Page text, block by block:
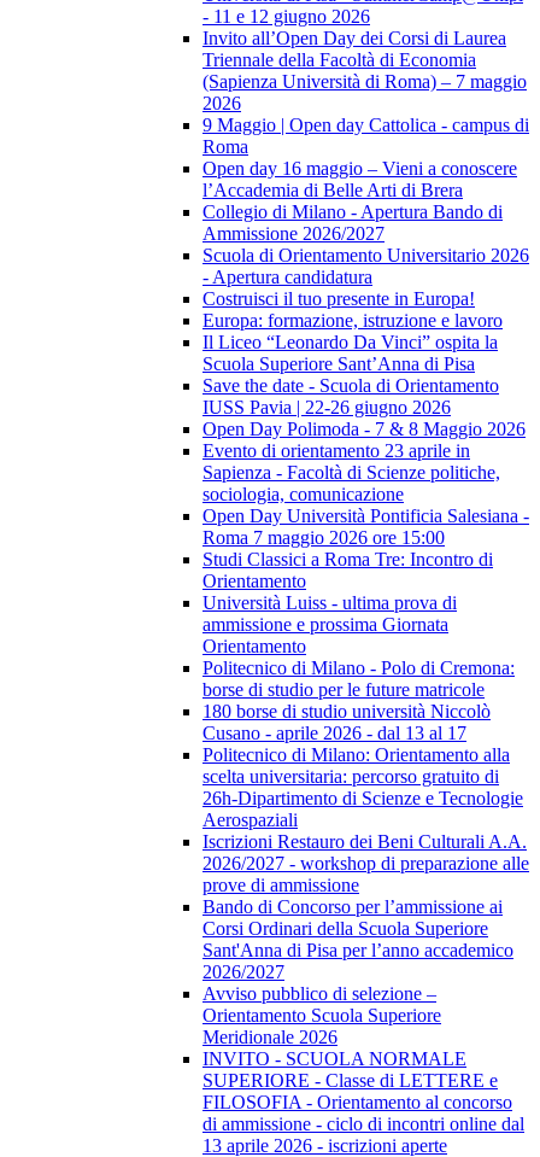
- 11 e 12 giugno 2026
Invito all’Open Day dei Corsi di Laurea
Triennale della Facoltà di Economia
(Sapienza Università di Roma) – 7 maggio
2026
9 Maggio | Open day Cattolica - campus di
Roma
Open day 16 maggio – Vieni a conoscere
l’Accademia di Belle Arti di Brera
Collegio di Milano - Apertura Bando di
Ammissione 2026/2027
Scuola di Orientamento Universitario 2026
- Apertura candidatura
Costruisci il tuo presente in Europa!
Europa: formazione, istruzione e lavoro
Il Liceo “Leonardo Da Vinci” ospita la
Scuola Superiore Sant’Anna di Pisa
Save the date - Scuola di Orientamento
IUSS Pavia | 22-26 giugno 2026
Open Day Polimoda - 7 & 8 Maggio 2026
Evento di orientamento 23 aprile in
Sapienza - Facoltà di Scienze politiche,
sociologia, comunicazione
Open Day Università Pontificia Salesiana -
Roma 7 maggio 2026 ore 15:00
Studi Classici a Roma Tre: Incontro di
Orientamento
Università Luiss - ultima prova di
ammissione e prossima Giornata
Orientamento
Politecnico di Milano - Polo di Cremona:
borse di studio per le future matricole
180 borse di studio università Niccolò
Cusano - aprile 2026 - dal 13 al 17
Politecnico di Milano: Orientamento alla
scelta universitaria: percorso gratuito di
26h-Dipartimento di Scienze e Tecnologie
Aerospaziali
Iscrizioni Restauro dei Beni Culturali A.A.
2026/2027 - workshop di preparazione alle
prove di ammissione
Bando di Concorso per l’ammissione ai
Corsi Ordinari della Scuola Superiore
Sant'Anna di Pisa per l’anno accademico
2026/2027
Avviso pubblico di selezione –
Orientamento Scuola Superiore
Meridionale 2026
INVITO - SCUOLA NORMALE
SUPERIORE - Classe di LETTERE e
FILOSOFIA - Orientamento al concorso
di ammissione - ciclo di incontri online dal
13 aprile 2026 - iscrizioni aperte